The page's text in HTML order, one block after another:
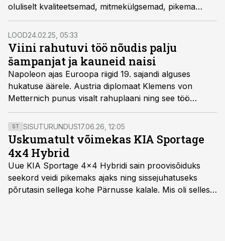
oluliselt kvaliteetsemad, mitmekülgsemad, pikema
säilivusajaga ning parema maitsega, kui seni arvatud.
LOOD24.02.25, 05:33
Viini rahutuvi töö nõudis palju
šampanjat ja kauneid naisi
Napoleon ajas Euroopa riigid 19. sajandi alguses
hukatuse äärele. Austria diplomaat Klemens von
Metternich punus visalt rahuplaani ning see töö
nõudis palju šampanjat ja kauneid daame.
ST SISUTURUNDUS17.06.26, 12:05
Uskumatult võimekas KIA Sportage
4x4 Hybrid
Uue KIA Sportage 4x4 Hybridi sain proovisõiduks
seekord veidi pikemaks ajaks ning sissejuhatuseks
põrutasin sellega kohe Pärnusse kalale. Mis oli selles